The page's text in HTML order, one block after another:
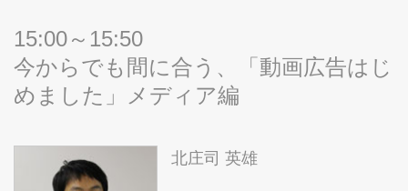
15:00～15:50
今からでも間に合う、「動画広告はじ
めました」メディア編
北庄司 英雄